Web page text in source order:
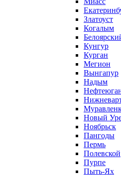
Златоуст
Когалым
Кунгур
Курган
Мегион
Вынгапур
Надым
Новый
Ноябрьск
Пангоды
Пермь
Полевской
Пурпе
Пыть-Ях